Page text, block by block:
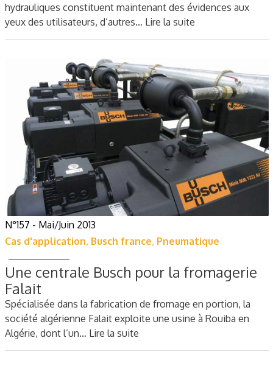
hydrauliques constituent maintenant des évidences aux
yeux des utilisateurs, d’autres… Lire la suite
N°157 - Mai/Juin 2013
Cas d'application, Busch france, Pneumatique
Une centrale Busch pour la fromagerie
Falait
Spécialisée dans la fabrication de fromage en portion, la
société algérienne Falait exploite une usine à Rouiba en
Algérie, dont l’un… Lire la suite